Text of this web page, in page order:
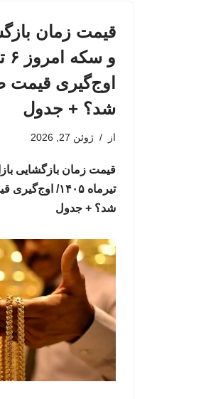
قیمت زمان
اوج‌گیری قیمت
شد؟ + جدول
از ژوئن 27, 2026
تیرماه ۱۴۰۵/
شد؟ + جدول